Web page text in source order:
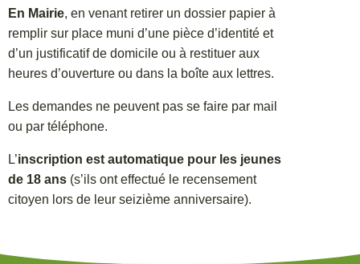
En Mairie, en venant retirer un dossier papier à
remplir sur place muni d’une pièce d’identité et
d’un justificatif de domicile ou à restituer aux
heures d’ouverture ou dans la boîte aux lettres.
Les demandes ne peuvent pas se faire par mail
ou par téléphone.
L’inscription est automatique pour les jeunes
de 18 ans (s’ils ont effectué le recensement
citoyen lors de leur seizième anniversaire).